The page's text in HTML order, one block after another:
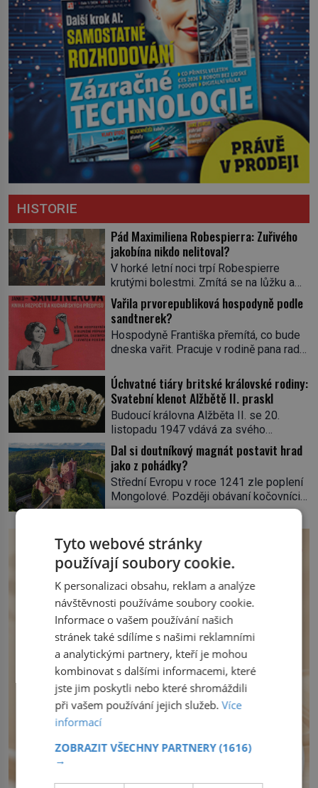
HISTORIE
Pád Maximiliena Robespierra: Zuřivého
jakobína nikdo nelitoval?
V horké letní noci trpí Robespierre
krutými bolestmi. Zmítá se na lůžku a
hlavou mu víří kolotoč myšlenek. Když
se probere z mdlob, vzpomene si na
jednu z pařížských jasnovidek, kterou
před lety navštívil. Prorokovala mu
tragický osud. Tehdy se jí vysmál.
prohlásil o něm jiný významný
francouzský revolucionář, Honoré de
Mirabeau […]
Vařila prvorepubliková hospodyně podle
sandtnerek?
Hospodyně Františka přemítá, co bude
dneska vařit. Pracuje v rodině pana rady
rychle v jedné ze „sandtnerek“.
„Zaplaťpánbůh, že už nemusíme chodit
s lístky,“ povzdechne si směrem ke
služce, kterou má v kuchyni k ruce.
Ještě v prvních letech nové republiky
fungoval kvůli nedostatku zboží
přídělový systém. […]
Úchvatné tiáry britské královské rodiny:
Svatební klenot Alžbětě II. praskl
Budoucí královna Alžběta II. se 20.
listopadu 1947 vdává za svého
vyvoleného Filipa Mountbattena. Aby
měla na obřad ve Westminsteru podle
tradice „něco vypůjčeného“, její matka jí
věnuje jedinečný šperk ze své
soukromé kolekce – diamantovou tiáru
královny Marie. „Je to ošklivá špičatá
tiára,“ zhodnotil klenot britský politik Sir
Henry Channon (1897–1958), když si […]
Dal si doutníkový magnát postavit hrad
jako z pohádky?
Střední Evropu v roce 1241 zle poplení
Mongolové. Později obávaní kočovníci
sice odtáhnou, všichni ale počítají s
jednat. Na další případné řádění barbarů
z východu se chce pečlivě připravit!
Český král Václav I. (1205–1253) přijme
opatření, která mají posílit obranu jeho
království. Zajistit hodlá především
severní hranici. Na […]
Tyto webové stránky
používají soubory cookie.
K personalizaci obsahu, reklam a analýze
návštěvnosti používáme soubory cookie.
Informace o vašem používání našich
stránek také sdílíme s našimi reklamními
a analytickými partnery, kteří je mohou
kombinovat s dalšími informacemi, které
jste jim poskytli nebo které shromáždili
při vašem používání jejich služeb.Více
informací
ZOBRAZIT VŠECHNY PARTNERY(1616)
→